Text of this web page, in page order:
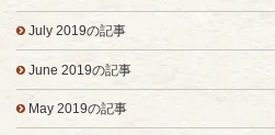
July 2019の記事
June 2019の記事
May 2019の記事